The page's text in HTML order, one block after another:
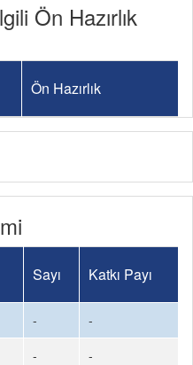
Ön Hazırlık
Ön Hazırlık
Sayı Katkı Payı
-
-
-
-